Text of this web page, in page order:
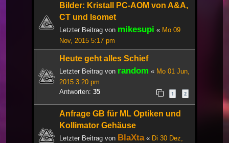
Bilder: Kristall PC-AOM von A&A,
CT und Isomet
Letzter Beitrag von mikesupi « Mo 09
Nov, 2015 5:17 pm
Heute geht alles Schief
Letzter Beitrag von random « Mo 01 Jun,
2015 3:20 pm
Antworten: 35 1 2
Anfrage GB für ML Optiken und
Kollimator Gehäuse
Letzter Beitrag von BlaXta« Di 30 Dez,